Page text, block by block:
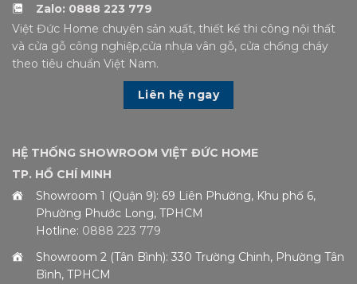
Zalo: 0888 223 779
Việt Đức Home chuyên sản xuất, thiết kế thi công nội thất
và cửa gỗ công nghiệp,cửa nhựa vân gỗ, cửa chống cháy
theo tiêu chuẩn Việt Nam.
Liên hệ ngay
HỆ THỐNG SHOWROOM VIỆT ĐỨC HOME
TP. HỒ CHÍ MINH
Showroom 1 (Quận 9): 69 Liên Phường, Khu phố 6,
Phường Phước Long, TPHCM
Hotline: 0888 223 779
Showroom 2 (Tân Bình): 330 Trường Chinh, Phường Tân
Bình, TPHCM